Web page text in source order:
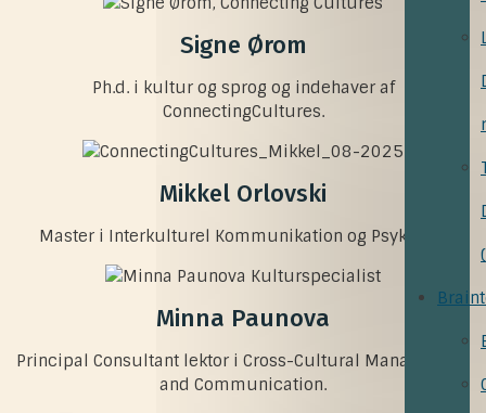
Signe Ørom
Ph.d. i kultur og sprog og indehaver af
ConnectingCultures.
Mikkel Orlovski
Master i Interkulturel Kommunikation og Psykologi
Minna Paunova
Principal Consultant lektor i Cross-Cultural Management
and Communication.